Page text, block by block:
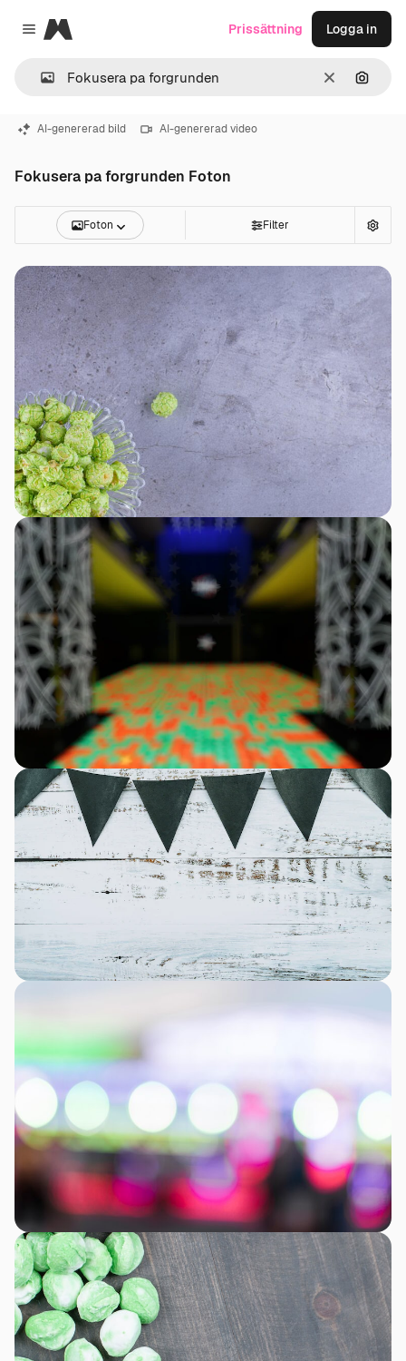
Close menu
Magnific
RensaSök
Prissättning Logga in
AI-genererad bild AI-genererad video
Fokusera pa forgrunden Foton
Foton Filter